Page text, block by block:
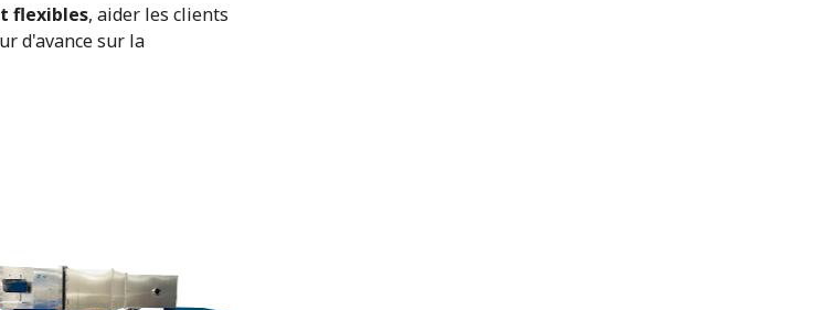
flexibles, aider les clients
d'avance sur la